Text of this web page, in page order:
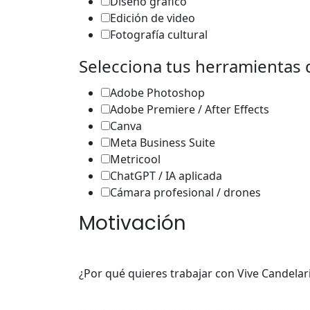
Edición de video
Fotografía cultural
Selecciona tus herramientas
Adobe Photoshop
Adobe Premiere / After Effects
Canva
Meta Business Suite
Metricool
ChatGPT / IA aplicada
Cámara profesional / drones
Motivación
¿Por qué quieres trabajar con Vive